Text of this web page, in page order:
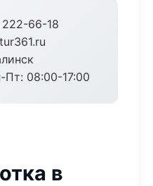
66-18
Пт: 08:00-17:00
в